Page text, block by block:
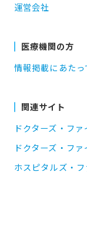
運営会社
医療機関の方
情報掲載にあたっ
関連サイト
ドクターズ・ファ
ドクターズ・フ
ホスピタルズ・